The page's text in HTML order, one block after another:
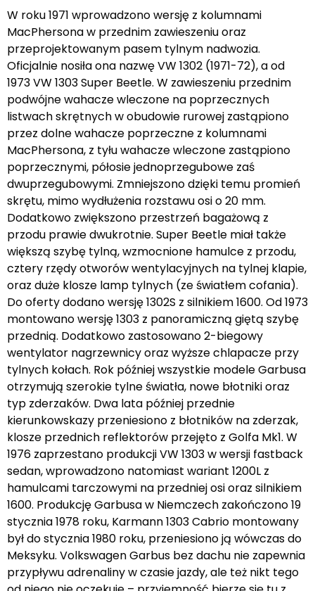
W roku 1971 wprowadzono wersję z kolumnami
MacPhersona w przednim zawieszeniu oraz
przeprojektowanym pasem tylnym nadwozia.
Oficjalnie nosiła ona nazwę VW 1302 (1971-72), a od
1973 VW 1303 Super Beetle. W zawieszeniu przednim
podwójne wahacze wleczone na poprzecznych
listwach skrętnych w obudowie rurowej zastąpiono
przez dolne wahacze poprzeczne z kolumnami
MacPhersona, z tyłu wahacze wleczone zastąpiono
poprzecznymi, półosie jednoprzegubowe zaś
dwuprzegubowymi. Zmniejszono dzięki temu promień
skrętu, mimo wydłużenia rozstawu osi o 20 mm.
Dodatkowo zwiększono przestrzeń bagażową z
przodu prawie dwukrotnie. Super Beetle miał także
większą szybę tylną, wzmocnione hamulce z przodu,
cztery rzędy otworów wentylacyjnych na tylnej klapie,
oraz duże klosze lamp tylnych (ze światłem cofania).
Do oferty dodano wersję 1302S z silnikiem 1600. Od 1973
montowano wersję 1303 z panoramiczną giętą szybę
przednią. Dodatkowo zastosowano 2-biegowy
wentylator nagrzewnicy oraz wyższe chlapacze przy
tylnych kołach. Rok później wszystkie modele Garbusa
otrzymują szerokie tylne światła, nowe błotniki oraz
typ zderzaków. Dwa lata później przednie
kierunkowskazy przeniesiono z błotników na zderzak,
klosze przednich reflektorów przejęto z Golfa Mk1. W
1976 zaprzestano produkcji VW 1303 w wersji fastback
sedan, wprowadzono natomiast wariant 1200L z
hamulcami tarczowymi na przedniej osi oraz silnikiem
1600. Produkcję Garbusa w Niemczech zakończono 19
stycznia 1978 roku, Karmann 1303 Cabrio montowany
był do stycznia 1980 roku, przeniesiono ją wówczas do
Meksyku. Volkswagen Garbus bez dachu nie zapewnia
przypływu adrenaliny w czasie jazdy, ale też nikt tego